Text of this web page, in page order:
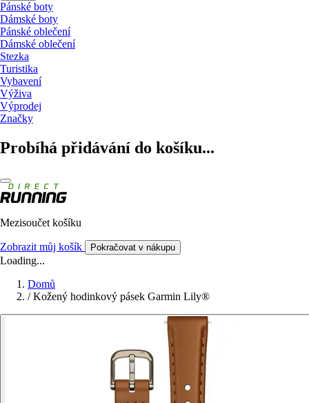
Pánské boty
Dámské boty
Pánské oblečení
Dámské oblečení
Stezka
Turistika
Vybavení
Výživa
Výprodej
Značky
Probíhá přidávání do košíku...
Mezisoučet košíku
Zobrazit můj košík Pokračovat v nákupu
Loading...
Domů
/ Kožený hodinkový pásek Garmin Lily®